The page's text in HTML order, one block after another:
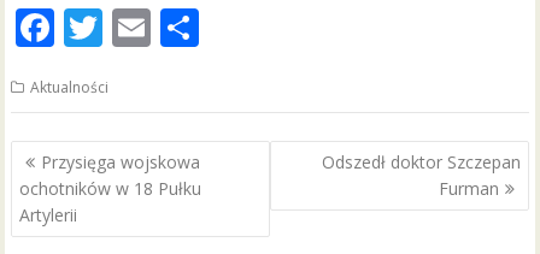
F
e
b
o
o
T
itt
er
E
ai
l
ar
e
Aktualności
Nawigacja
wpisu
Przysięga wojskowa
ochotników w 18 Pułku
Artylerii
Odszedł doktor Szczepan
Furman